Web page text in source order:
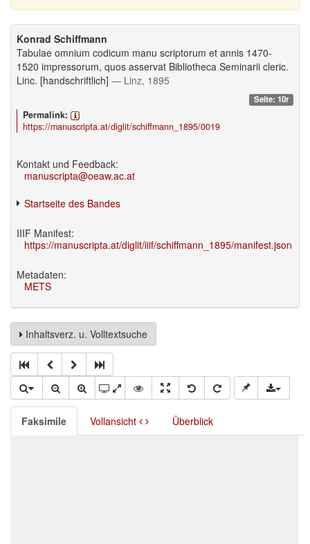
Konrad Schiffmann
Tabulae omnium codicum manu scriptorum et annis 1470-
1520 impressorum, quos asservat Bibliotheca Seminarii cleric.
Linc. [handschriftlich] — Linz, 1895
Seite: 10r
Permalink:
https://manuscripta.at/diglit/schiffmann_1895/0019
Kontakt und Feedback:
manuscripta@oeaw.ac.at
Startseite des Bandes
IIIF Manifest:
https://manuscripta.at/diglit/iiif/schiffmann_1895/manifest.json
Metadaten:
METS
Inhaltsverz. u. Volltextsuche
Faksimile Vollansicht Überblick